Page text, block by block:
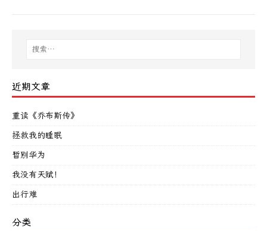
近期文章
重读《乔布斯传》
拯救我的睡眠
暂别华为
我没有天赋！
出行难
分类